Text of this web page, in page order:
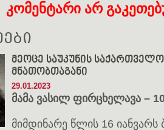
კომენტარი არ
მეოცე საუკუნის
მნათობთაგანი
29.01.2023
მამა ვასილ ფირცხელავა –
მიმდინარე წლის 16